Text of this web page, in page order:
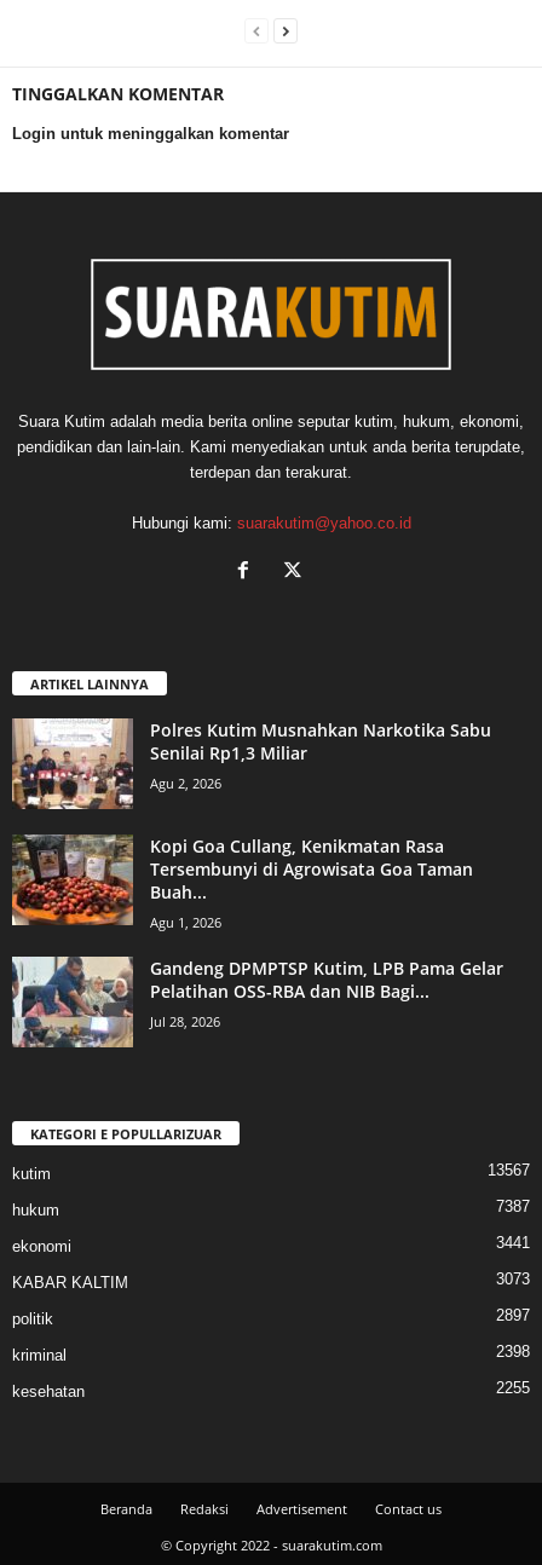
TINGGALKAN KOMENTAR
Login untuk meninggalkan komentar
Suara Kutim adalah media berita online seputar kutim, hukum, ekonomi,
pendidikan dan lain-lain. Kami menyediakan untuk anda berita terupdate,
terdepan dan terakurat.
Hubungi kami: suarakutim@yahoo.co.id
ARTIKEL LAINNYA
Polres Kutim Musnahkan Narkotika Sabu
Senilai Rp1,3 Miliar
Agu 2, 2026
Kopi Goa Cullang, Kenikmatan Rasa
Tersembunyi di Agrowisata Goa Taman
Buah...
Agu 1, 2026
Gandeng DPMPTSP Kutim, LPB Pama Gelar
Pelatihan OSS-RBA dan NIB Bagi...
Jul 28, 2026
KATEGORI E POPULLARIZUAR
kutim 13567
hukum 7387
ekonomi 3441
KABAR KALTIM 3073
politik 2897
kriminal 2398
kesehatan 2255
Beranda Redaksi Advertisement
Contact us
© Copyright 2022 - suarakutim.com